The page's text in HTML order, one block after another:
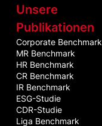
Unsere
Publikationen
Corporate Benchmark
MR Benchmark
HR Benchmark
CR Benchmark
IR Benchmark
ESG-Studie
CDR-Studie
Liga Benchmark